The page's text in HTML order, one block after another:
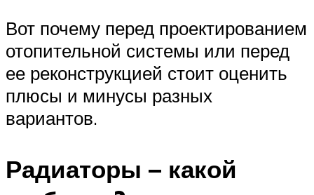
Вот почему перед проектированием
отопительной системы или перед
ее реконструкцией стоит оценить
плюсы и минусы разных
вариантов.
Радиаторы – какой